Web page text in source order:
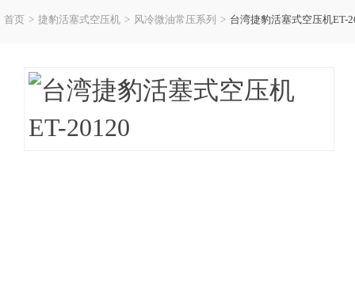
首页 > 捷豹活塞式空压机 > 风冷微油常压系列 > 台湾捷豹活塞式空压机ET-